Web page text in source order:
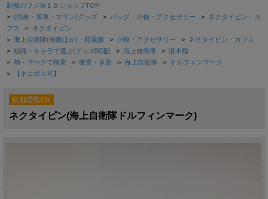
制服のフジＷＥＢショップTOP
> (海自・海軍・マリン)グッズ > バッグ・小物・アクセサリー > ネクタイピン・カ
フス
> ネクタイピン
> 海上自衛隊(制服ほか)・船員服 > 小物・アクセサリー > ネクタイピン・カフス
> 組織・キャラで選ぶ(グッズ関連) > 海上自衛隊 > 潜水艦
> 柄・マークで検索 > 徽章・き章 > 海上自衛隊 > ドルフィンマーク
> 【ネコポス可】
店舗受取OK
ネクタイピン(海上自衛隊ドルフィンマーク)